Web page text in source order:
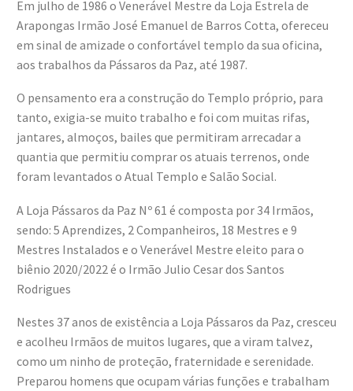
Em julho de 1986 o Venerável Mestre da Loja Estrela de
Arapongas Irmão José Emanuel de Barros Cotta, ofereceu
em sinal de amizade o confortável templo da sua oficina,
aos trabalhos da Pássaros da Paz, até 1987.
O pensamento era a construção do Templo próprio, para
tanto, exigia-se muito trabalho e foi com muitas rifas,
jantares, almoços, bailes que permitiram arrecadar a
quantia que permitiu comprar os atuais terrenos, onde
foram levantados o Atual Templo e Salão Social.
A Loja Pássaros da Paz Nº 61 é composta por 34 Irmãos,
sendo: 5 Aprendizes, 2 Companheiros, 18 Mestres e 9
Mestres Instalados e o Venerável Mestre eleito para o
biênio 2020/2022 é o Irmão Julio Cesar dos Santos
Rodrigues
Nestes 37 anos de existência a Loja Pássaros da Paz, cresceu
e acolheu Irmãos de muitos lugares, que a viram talvez,
como um ninho de proteção, fraternidade e serenidade.
Preparou homens que ocupam várias funções e trabalham